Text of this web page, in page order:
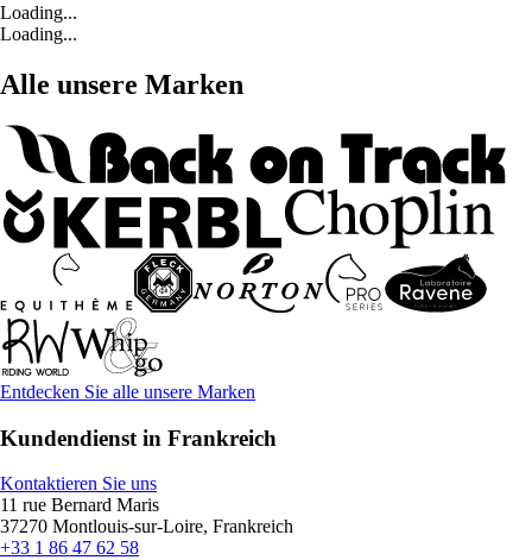
Loading...
Loading...
Alle unsere Marken
Entdecken Sie alle unsere Marken
Kundendienst in Frankreich
Kontaktieren Sie uns
11 rue Bernard Maris
37270 Montlouis-sur-Loire, Frankreich
+33 1 86 47 62 58